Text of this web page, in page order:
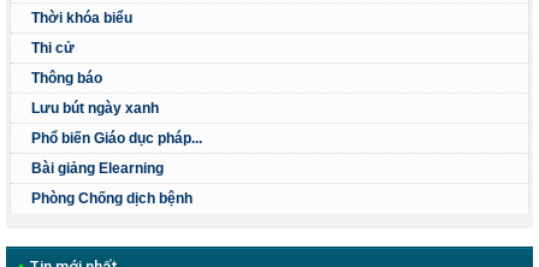
Thời khóa biểu
Thi cử
Thông báo
Lưu bút ngày xanh
Phổ biến Giáo dục pháp...
Bài giảng Elearning
Phòng Chống dịch bệnh